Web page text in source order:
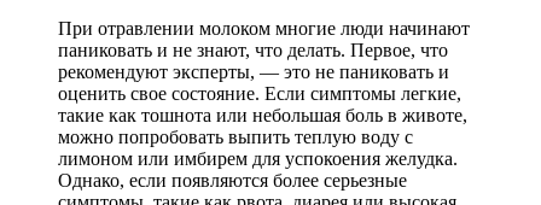
При отравлении молоком многие люди начинают
паниковать и не знают, что делать. Первое, что
рекомендуют эксперты, — это не паниковать и
оценить свое состояние. Если симптомы легкие,
такие как тошнота или небольшая боль в животе,
можно попробовать выпить теплую воду с
лимоном или имбирем для успокоения желудка.
Однако, если появляются более серьезные